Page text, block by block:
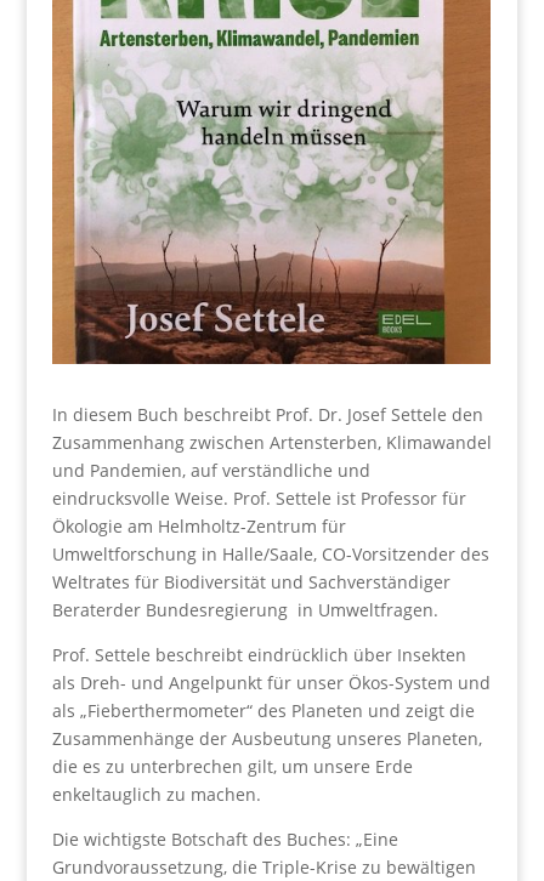
In diesem Buch beschreibt Prof. Dr. Josef Settele den
Zusammenhang zwischen Artensterben, Klimawandel
und Pandemien, auf verständliche und
eindrucksvolle Weise. Prof. Settele ist Professor für
Ökologie am Helmholtz-Zentrum für
Umweltforschung in Halle/Saale, CO-Vorsitzender des
Weltrates für Biodiversität und Sachverständiger
Beraterder Bundesregierung in Umweltfragen.
Prof. Settele beschreibt eindrücklich über Insekten
als Dreh- und Angelpunkt für unser Ökos-System und
als „Fieberthermometer“ des Planeten und zeigt die
Zusammenhänge der Ausbeutung unseres Planeten,
die es zu unterbrechen gilt, um unsere Erde
enkeltauglich zu machen.
Die wichtigste Botschaft des Buches: „Eine
Grundvoraussetzung, die Triple-Krise zu bewältigen